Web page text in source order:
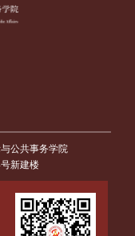
公共事务学院
新建楼